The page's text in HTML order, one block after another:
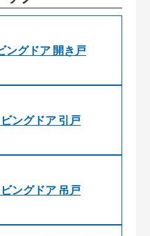
グドア 開き戸
ングドア 引戸
ングドア 吊戸